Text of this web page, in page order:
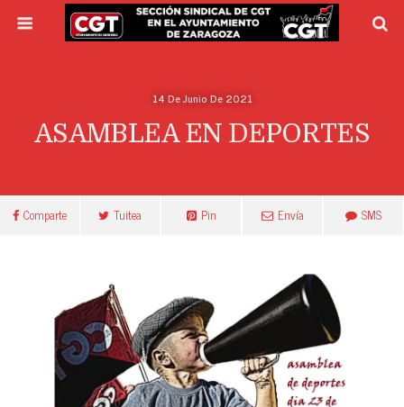
14 De Junio De 2021
ASAMBLEA EN DEPORTES
Comparte Tuitea Pin Envía SMS